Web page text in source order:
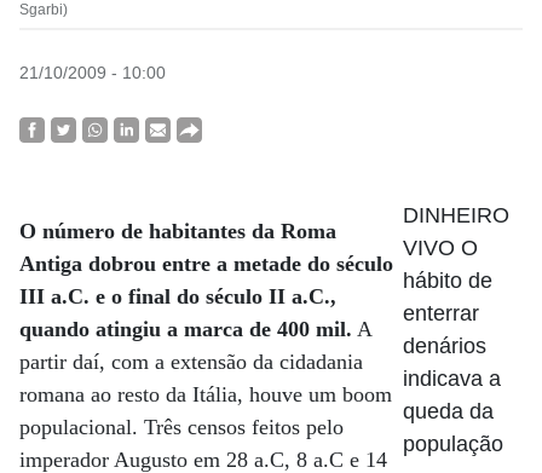
Sgarbi)
21/10/2009 - 10:00
DINHEIRO
VIVO O
hábito de
enterrar
denários
indicava a
queda da
população
O número de habitantes da Roma
Antiga dobrou entre a metade do século
III a.C. e o final do século II a.C.,
quando atingiu a marca de 400 mil. A
partir daí, com a extensão da cidadania
romana ao resto da Itália, houve um boom
populacional. Três censos feitos pelo
imperador Augusto em 28 a.C, 8 a.C e 14